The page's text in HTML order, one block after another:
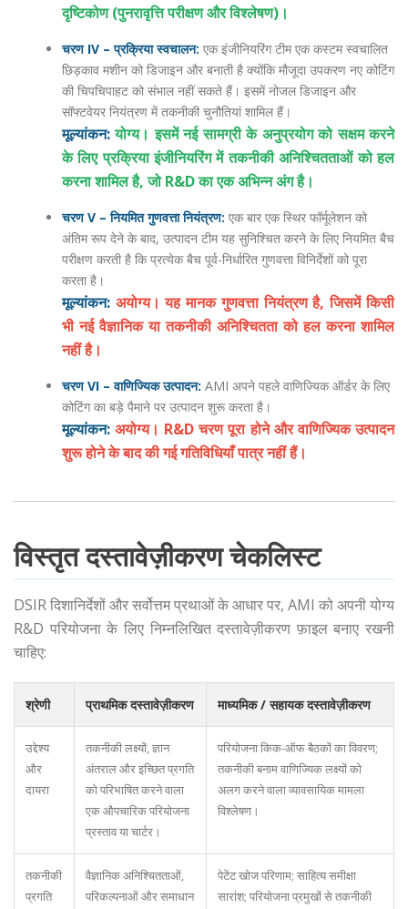
दृष्टिकोण (पुनरावृत्ति परीक्षण और विश्लेषण)।
चरण IV – प्रक्रिया स्वचालन: एक इंजीनियरिंग टीम एक कस्टम स्वचालित
छिड़काव मशीन को डिजाइन और बनाती है क्योंकि मौजूदा उपकरण नए कोटिंग
की चिपचिपाहट को संभाल नहीं सकते हैं। इसमें नोजल डिजाइन और
सॉफ्टवेयर नियंत्रण में तकनीकी चुनौतियां शामिल हैं।
मूल्यांकन:योग्य। इसमें नई सामग्री के अनुप्रयोग को सक्षम करने
के लिए प्रक्रिया इंजीनियरिंग में तकनीकी अनिश्चितताओं को हल
करना शामिल है, जो R&D का एक अभिन्न अंग है।
चरण V – नियमित गुणवत्ता नियंत्रण: एक बार एक स्थिर फॉर्मूलेशन को
अंतिम रूप देने के बाद, उत्पादन टीम यह सुनिश्चित करने के लिए नियमित बैच
परीक्षण करती है कि प्रत्येक बैच पूर्व-निर्धारित गुणवत्ता विनिर्देशों को पूरा
करता है।
मूल्यांकन:अयोग्य। यह मानक गुणवत्ता नियंत्रण है, जिसमें किसी
भी नई वैज्ञानिक या तकनीकी अनिश्चितता को हल करना शामिल
नहीं है।
चरण VI – वाणिज्यिक उत्पादन: AMI अपने पहले वाणिज्यिक ऑर्डर के लिए
कोटिंग का बड़े पैमाने पर उत्पादन शुरू करता है।
मूल्यांकन:अयोग्य। R&D चरण पूरा होने और वाणिज्यिक उत्पादन
शुरू होने के बाद की गई गतिविधियाँ पात्र नहीं हैं।
विस्तृत दस्तावेज़ीकरण चेकलिस्ट
DSIR दिशानिर्देशों और सर्वोत्तम प्रथाओं के आधार पर, AMI को अपनी योग्य
R&D परियोजना के लिए निम्नलिखित दस्तावेज़ीकरण फ़ाइल बनाए रखनी
चाहिए:
श्रेणी प्राथमिक दस्तावेज़ीकरण माध्यमिक / सहायक दस्तावेज़ीकरण
उद्देश्य
और
दायरा
तकनीकी लक्ष्यों, ज्ञान
अंतराल और इच्छित प्रगति
को परिभाषित करने वाला
एक औपचारिक परियोजना
प्रस्ताव या चार्टर।
परियोजना किक-ऑफ बैठकों का विवरण;
तकनीकी बनाम वाणिज्यिक लक्ष्यों को
अलग करने वाला व्यावसायिक मामला
विश्लेषण।
तकनीकी
प्रगति
वैज्ञानिक अनिश्चितताओं,
परिकल्पनाओं और समाधान
पेटेंट खोज परिणाम; साहित्य समीक्षा
सारांश; परियोजना प्रमुखों से तकनीकी